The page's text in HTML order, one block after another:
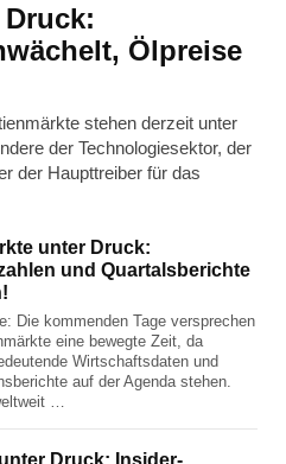
Ölpreise
stehen derzeit unter
der Technologiesektor, der
der Haupttreiber für das
unter Druck:
und Quartalsberichte
Die kommenden Tage versprechen
eine bewegte Zeit, da
Wirtschaftsdaten und
auf der Agenda stehen.
…
Druck: Insider-